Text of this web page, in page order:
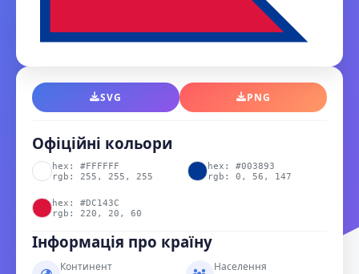
SVG PNG
Офіційні кольори
hex: #FFFFFF
rgb: 255, 255, 255
hex: #003893
rgb: 0, 56, 147
hex: #DC143C
rgb: 220, 20, 60
Інформація про країну
Континент Населення